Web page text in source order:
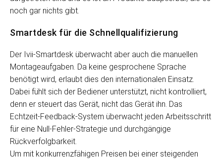
noch gar nichts gibt.
Smartdesk für die Schnellqualifizierung
Der Ivii-Smartdesk überwacht aber auch die manuellen
Montageaufgaben. Da keine gesprochene Sprache
benötigt wird, erlaubt dies den internationalen Einsatz.
Dabei fühlt sich der Bediener unterstützt, nicht kontrolliert,
denn er steuert das Gerät, nicht das Gerät ihn. Das
Echtzeit-Feedback-System überwacht jeden Arbeitsschritt
für eine Null-Fehler-Strategie und durchgängige
Rückverfolgbarkeit.
Um mit konkurrenzfähigen Preisen bei einer steigenden